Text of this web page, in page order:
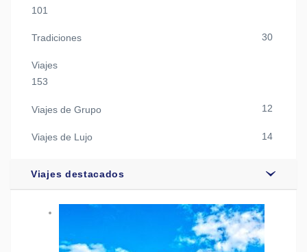
101
Tradiciones 30
Viajes
153
Viajes de Grupo 12
Viajes de Lujo 14
Viajes destacados